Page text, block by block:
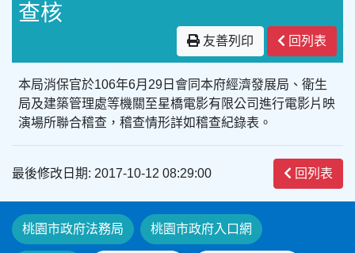
查核
友善列印 回列表
本局消保官於106年6月29日會同本府經濟發展局、衛生
局及建築管理處等機關至星橋電影有限公司進行電影片映
演場所聯合稽查，稽查情形詳如稽查紀錄表。
最後修改日期: 2017-10-12 08:29:00 回列表
桃園市政府法務局 桃園市政府入口網